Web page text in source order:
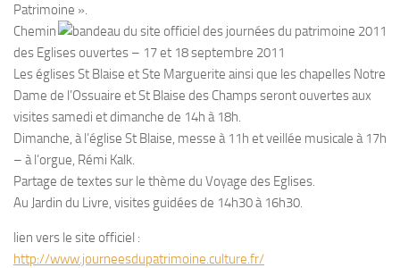
Patrimoine ».
Chemin
des Eglises ouvertes – 17 et 18 septembre 2011
Les églises St Blaise et Ste Marguerite ainsi que les chapelles Notre
Dame de l’Ossuaire et St Blaise des Champs seront ouvertes aux
visites samedi et dimanche de 14h à 18h.
Dimanche, à l’église St Blaise, messe à 11h et veillée musicale à 17h
– à l’orgue, Rémi Kalk.
Partage de textes sur le thème du Voyage des Eglises.
Au Jardin du Livre, visites guidées de 14h30 à 16h30.
lien vers le site officiel :
http://www.journeesdupatrimoine.culture.fr/